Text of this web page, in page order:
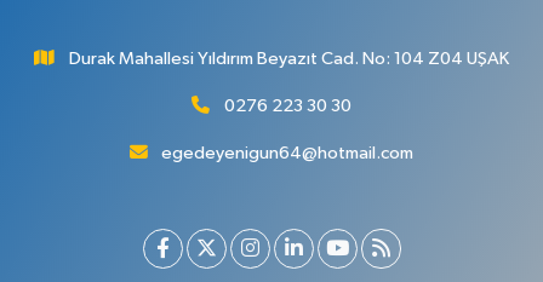
Durak Mahallesi Yıldırım Beyazıt Cad. No: 104 Z04 UŞAK
0276 223 30 30
egedeyenigun64@hotmail.com